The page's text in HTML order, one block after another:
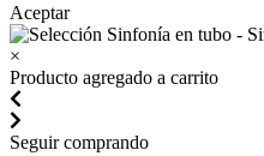
Aceptar
×
Producto agregado a carrito
Seguir comprando